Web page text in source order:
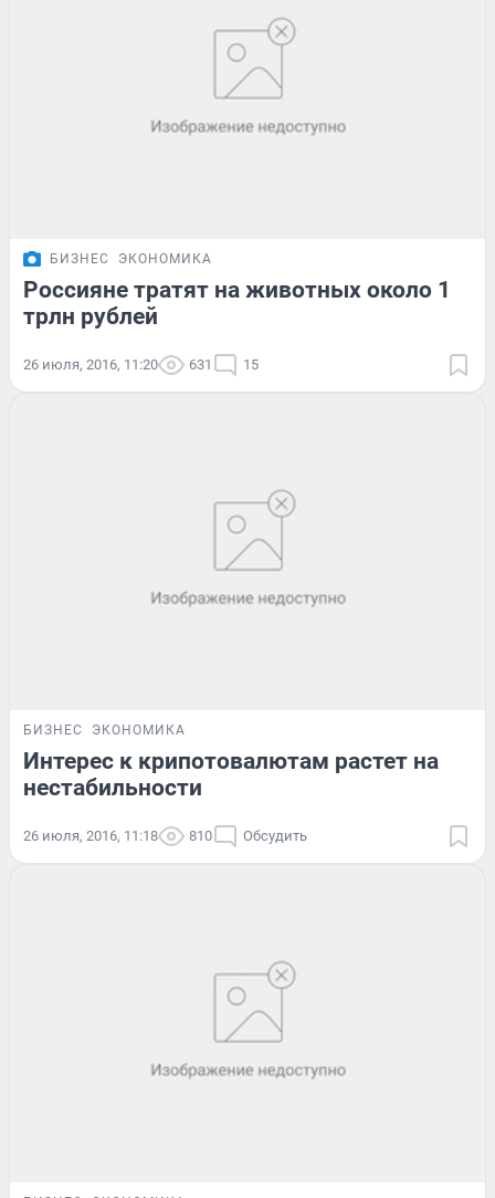
БИЗНЕС ЭКОНОМИКА
Россияне тратят на животных около 1
трлн рублей
26 июля, 2016, 11:20 631 15
БИЗНЕС ЭКОНОМИКА
Интерес к крипотовалютам растет на
нестабильности
26 июля, 2016, 11:18 810 Обсудить